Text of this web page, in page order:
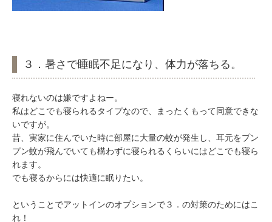
３．暑さで睡眠不足になり、体力が落ちる。
寝れないのは嫌ですよねー。
私はどこでも寝られるタイプなので、まったくもって同意できな
いですが。
昔、実家に住んでいた時に部屋に大量の蚊が発生し、耳元をプン
プン蚊が飛んでいても構わずに寝られるくらいにはどこでも寝ら
れます。
でも寝るからには快適に眠りたい。
ということでアットインのオプションで３．の対策のためにはこ
れ！